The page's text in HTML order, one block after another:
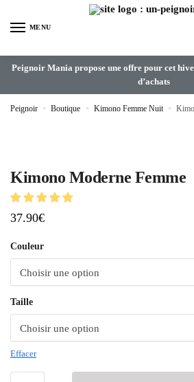
MENU
Peignoir Mania propose une offre pour cet
d’achats
Peignoir » Boutique » Kimono Femme Nuit »
Kimono Moderne Femme
37.90€
Couleur
Taille
Effacer